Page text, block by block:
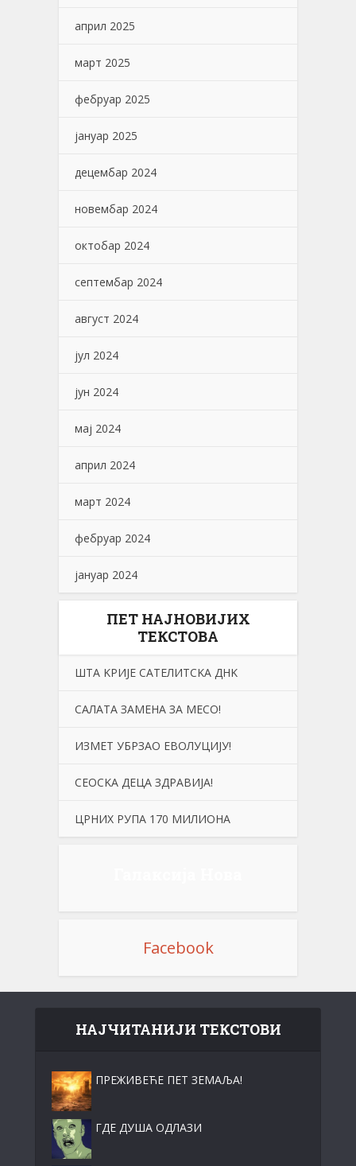
април 2025
март 2025
фебруар 2025
јануар 2025
децембар 2024
новембар 2024
октобар 2024
септембар 2024
август 2024
јул 2024
јун 2024
мај 2024
април 2024
март 2024
фебруар 2024
јануар 2024
ПЕТ НАЈНОВИЈИХ
ТЕКСТОВА
ШТА KРИЈЕ САТЕЛИТСKА ДНK
САЛАТА ЗАМЕНА ЗА МЕСО!
ИЗМЕТ УБРЗАО ЕВОЛУЦИЈУ!
СЕОСKА ДЕЦА ЗДРАВИЈА!
ЦРНИХ РУПА 170 МИЛИОНА
Facebook
НАЈЧИТАНИЈИ ТЕКСТОВИ
ПРЕЖИВЕЋЕ ПЕТ ЗЕМАЉА!
ГДЕ ДУША ОДЛАЗИ